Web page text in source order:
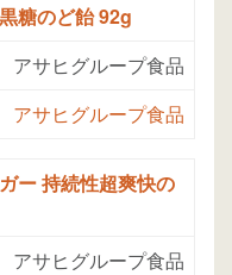
糖のど飴 92g
アサヒグループ食品
アサヒグループ食品
ー 持続性超爽快の
アサヒグループ食品